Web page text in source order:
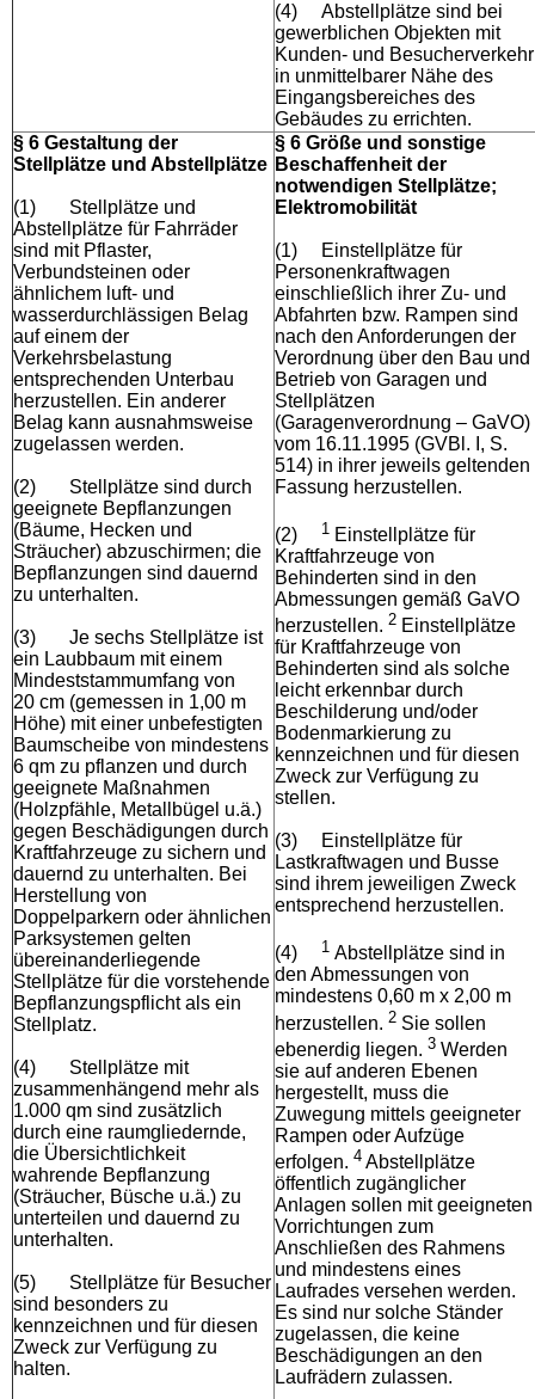
(4)
Abstellplätze sind bei
gewerblichen Objekten mit
Kunden- und Besucherverkehr
in unmittelbarer Nähe des
Eingangsbereiches des
Gebäudes zu errichten.
§ 6 Gestaltung der
Stellplätze und Abstellplätze
(1)
Stellplätze und
Abstellplätze für Fahrräder
sind mit Pflaster,
Verbundsteinen oder
ähnlichem luft- und
wasserdurchlässigen Belag
auf einem der
Verkehrsbelastung
entsprechenden Unterbau
herzustellen. Ein anderer
Belag kann ausnahmsweise
zugelassen werden.
(2)
Stellplätze sind durch
geeignete Bepflanzungen
(Bäume, Hecken und
Sträucher) abzuschirmen; die
Bepflanzungen sind dauernd
zu unterhalten.
(3)
Je sechs Stellplätze ist
ein Laubbaum mit einem
Mindeststammumfang von
20 cm (gemessen in 1,00 m
Höhe) mit einer unbefestigten
Baumscheibe von mindestens
6 qm zu pflanzen und durch
geeignete Maßnahmen
(Holzpfähle, Metallbügel u.ä.)
gegen Beschädigungen durch
Kraftfahrzeuge zu sichern und
dauernd zu unterhalten. Bei
Herstellung von
Doppelparkern oder ähnlichen
Parksystemen gelten
übereinanderliegende
Stellplätze für die vorstehende
Bepflanzungspflicht als ein
Stellplatz.
(4)
Stellplätze mit
zusammenhängend mehr als
1.000 qm sind zusätzlich
durch eine raumgliedernde,
die Übersichtlichkeit
wahrende Bepflanzung
(Sträucher, Büsche u.ä.) zu
unterteilen und dauernd zu
unterhalten.
(5)
Stellplätze für Besucher
sind besonders zu
kennzeichnen und für diesen
Zweck zur Verfügung zu
halten.
§ 6 Größe und sonstige
Beschaffenheit der
notwendigen Stellplätze;
Elektromobilität
(1)
Einstellplätze für
Personenkraftwagen
einschließlich ihrer Zu- und
Abfahrten bzw. Rampen sind
nach den Anforderungen der
Verordnung über den Bau und
Betrieb von Garagen und
Stellplätzen
(Garagenverordnung – GaVO)
vom 16.11.1995 (GVBl. I, S.
514) in ihrer jeweils geltenden
Fassung herzustellen.
(2) 1 Einstellplätze für
Kraftfahrzeuge von
Behinderten sind in den
Abmessungen gemäß GaVO
herzustellen. 2 Einstellplätze
für Kraftfahrzeuge von
Behinderten sind als solche
leicht erkennbar durch
Beschilderung und/oder
Bodenmarkierung zu
kennzeichnen und für diesen
Zweck zur Verfügung zu
stellen.
(3)
Einstellplätze für
Lastkraftwagen und Busse
sind ihrem jeweiligen Zweck
entsprechend herzustellen.
(4) 1 Abstellplätze sind in
den Abmessungen von
mindestens 0,60 m x 2,00 m
herzustellen. 2 Sie sollen
ebenerdig liegen. 3 Werden
sie auf anderen Ebenen
hergestellt, muss die
Zuwegung mittels geeigneter
Rampen oder Aufzüge
erfolgen. 4 Abstellplätze
öffentlich zugänglicher
Anlagen sollen mit geeigneten
Vorrichtungen zum
Anschließen des Rahmens
und mindestens eines
Laufrades versehen werden.
Es sind nur solche Ständer
zugelassen, die keine
Beschädigungen an den
Laufrädern zulassen.